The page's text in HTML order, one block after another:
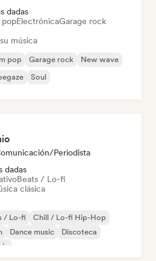
dadas
popElectrónicaGarage rock
música
pop Garage rock
New wave
Soul
Periodista
dadas
Beats / Lo-fi
clásica
/ Lo-fi
Chill / Lo-fi Hip-Hop
Dance music
Discoteca